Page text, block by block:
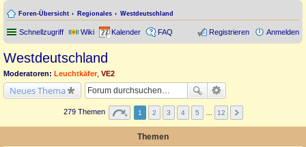
Foren-Übersicht Regionales Westdeutschland
Schnellzugriff Wiki Kalender FAQ Anmelden
Registrieren
Westdeutschland
Moderatoren: Leuchtkäfer VE2
Neues Thema
279 Themen 1 2 3 4 5 12
Themen